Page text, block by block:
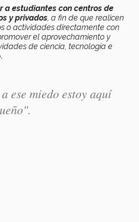
a estudiantes con centros de
y privados, a fin de que realicen
o actividades directamente con
el aprovechamiento y
de ciencia, tecnología e
ese miedo estoy aquí